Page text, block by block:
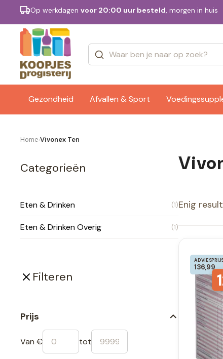
Op werkdagen voor 20:00 uur besteld, morgen in huis
Gezondheid Afvallen & Sport
Merken
Home›Vivonex Ten
Categorieën
Eten & Drinken (1)
Eten & Drinken Overig (1)
Filteren
Prijs
Van € tot
Enig
136,99